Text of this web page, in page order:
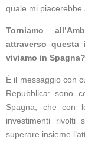
quale mi piacerebbe
Torniamo
attraverso
viviamo in Spagna?
È il messaggio con
Repubblica: sono
Spagna, che con
investimenti rivolti
superare insieme